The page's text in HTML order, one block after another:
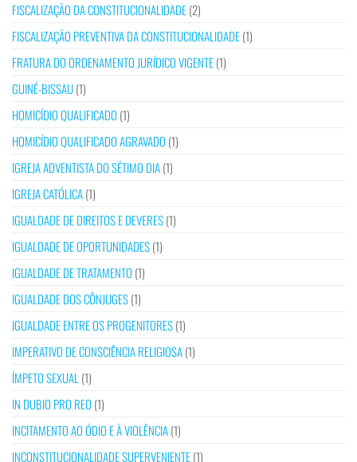
FISCALIZAÇÃO DA CONSTITUCIONALIDADE(2)
FISCALIZAÇÃO PREVENTIVA DA CONSTITUCIONALIDADE(1)
FRATURA DO ORDENAMENTO JURÍDICO VIGENTE(1)
GUINÉ-BISSAU(1)
HOMICÍDIO QUALIFICADO (1)
HOMICÍDIO QUALIFICADO AGRAVADO (1)
IGREJA ADVENTISTA DO SÉTIMO DIA(1)
IGREJA CATÓLICA(1)
IGUALDADE DE DIREITOS E DEVERES(1)
IGUALDADE DE OPORTUNIDADES(1)
IGUALDADE DE TRATAMENTO (1)
IGUALDADE DOS CÔNJUGES(1)
IGUALDADE ENTRE OS PROGENITORES(1)
IMPERATIVO DE CONSCIÊNCIA RELIGIOSA(1)
ÍMPETO SEXUAL (1)
IN DUBIO PRO REO (1)
INCITAMENTO AO ÓDIO E À VIOLÊNCIA(1)
INCONSTITUCIONALIDADE SUPERVENIENTE(1)